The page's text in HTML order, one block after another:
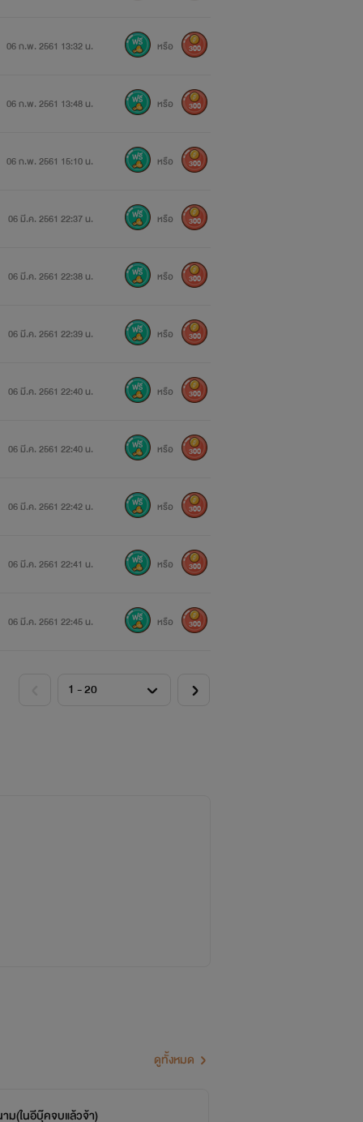
ะปกป้องพี่พี่จากจิ้งจอกสาว
โดยไม่ได้ตั้งใจ
06 ก.พ. 2561 13:32 น. หรือ 300
06 ก.พ. 2561 13:48 น. หรือ 300
06 ก.พ. 2561 15:10 น. หรือ 300
06 มี.ค. 2561 22:37 น. หรือ 300
06 มี.ค. 2561 22:38 น. หรือ 300
06 มี.ค. 2561 22:39 น. หรือ 300
06 มี.ค. 2561 22:40 น. หรือ 300
06 มี.ค. 2561 22:40 น. หรือ 300
06 มี.ค. 2561 22:42 น. หรือ 300
06 มี.ค. 2561 22:41 น. หรือ 300
06 มี.ค. 2561 22:45 น. หรือ 300
ดูทั้งหมด
ม(ในอีบุ๊คจบแล้วจ้า)